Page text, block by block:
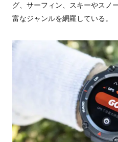
グ、サーフィン、スキーやスノ
富なジャンルを網羅している。